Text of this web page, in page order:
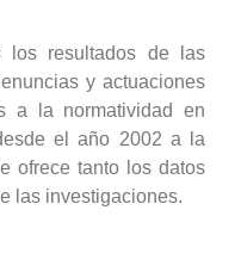
los resultados de las
y actuaciones
a la normatividad en
el año 2002 a la
ofrece tanto los datos
las investigaciones.